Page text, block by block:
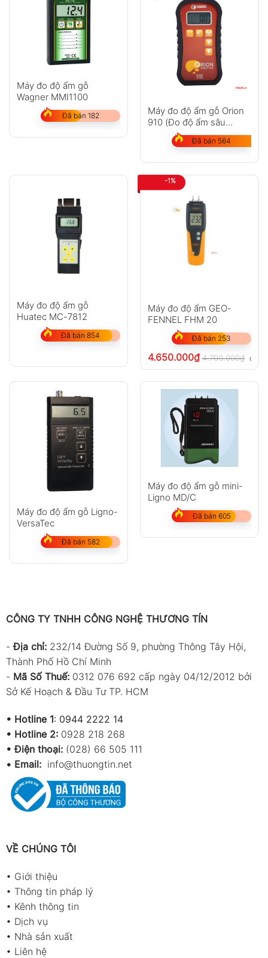
Máy đo độ ẩm gỗ
Wagner MMI1100
Đã bán 182
Máy đo độ ẩm gỗ Orion
910 (Đo độ ẩm sâu
Pinless)
Đã bán 564
Máy đo độ ẩm gỗ
Huatec MC-7812
Đã bán 854
-1%
Máy đo độ ẩm GEO-
FENNEL FHM 20
Đã bán 253
4.650.000₫ 4.700.000₫ chưa
Máy đo độ ẩm gỗ Ligno-
VersaTec
Đã bán 582
Máy đo độ ẩm gỗ mini-
Ligno MD/C
Đã bán 605
CÔNG TY TNHH CÔNG NGHỆ THƯƠNG TÍN
-Địa chỉ: 232/14 Đường Số 9, phường Thông Tây Hội,
Thành Phố Hồ Chí Minh
- Mã Số Thuế: 0312 076 692 cấp ngày 04/12/2012 bởi
Sở Kế Hoạch & Đầu Tư TP. HCM
• Hotline 1: 0944 2222 14
• Hotline 2: 0928 218 268
• Điện thoại: (028) 66 505 111
• Email: info@thuongtin.net
VỀ CHÚNG TÔI
• Giới thiệu
• Thông tin pháp lý
• Kênh thông tin
• Dịch vụ
• Nhà sản xuất
• Liên hệ